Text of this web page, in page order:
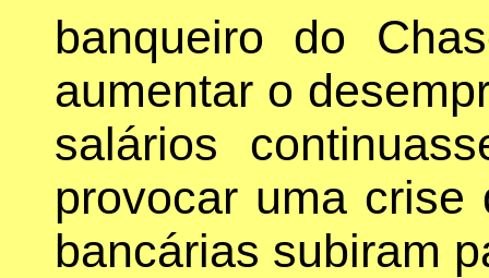
banqueiro do
aumentar o
salários
provocar uma
bancárias subiram